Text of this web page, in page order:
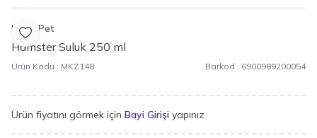
Favoriye Ekle
Fatih-Pet
Hamster Suluk 250 ml
Ürün Kodu : MKZ148 Barkod : 6900989200054
Ürün fiyatını görmek için Bayi Girişi yapınız